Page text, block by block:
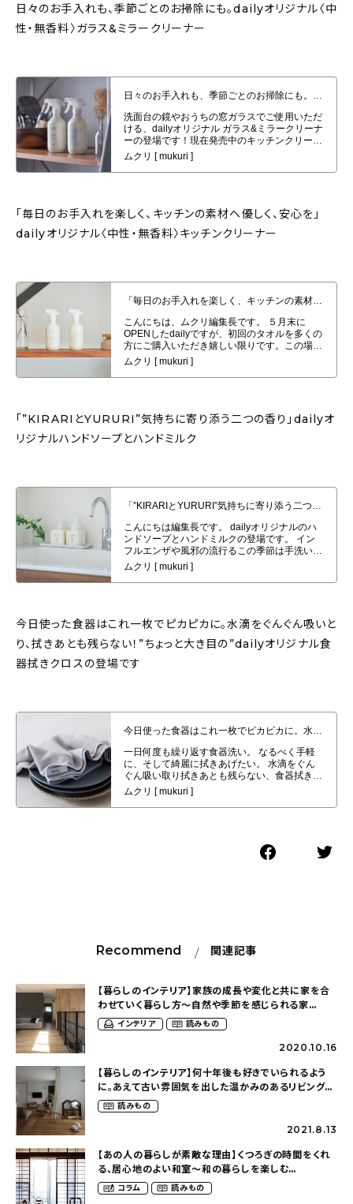
日々のお手入れも、季節ごとのお掃除にも。dailyオリジナル〈中
性・無香料〉ガラス&ミラークリーナー
日々のお手入れも、季節ごとのお掃除にも。dailyオリジナル〈中性・無香
料〉ガラス&ミラークリーナー
「毎日のお手入れを楽しく、キッチンの素材へ優しく、安心を」
dailyオリジナル〈中性・無香料〉キッチンクリーナー
「毎日のお手入れを楽しく、キッチンの素材へ優しく、安心を」dailyオリジナ
ル〈中性・無香料〉キッチンクリーナー
「”KIRARIとYURURI”気持ちに寄り添う二つの香り」dailyオ
リジナルハンドソープとハンドミルク
「”KIRARIとYURURI”気持ちに寄り添う二つの香り」dailyオリジナルハン
ドソープとハンドミルク発売！
今日使った食器はこれ一枚でピカピカに。水滴をぐんぐん吸いと
り、拭きあとも残らない！”ちょっと大き目の”dailyオリジナル食
器拭きクロスの登場です
も残らない！”ちょっと大き目の”dailyオリジナル食器拭きクロスの登場で
す
Recommend 関連記事
【暮らしのインテリア】家族の成長や変化と共に家を合
わせていく暮らし方〜自然や季節を感じられる家
（srms_houseさん）
インテリア 読みもの
2020.10.16
【暮らしのインテリア】何十年後も好きでいられるよう
に。あえて古い雰囲気を出した温かみのあるリビングダ
イニング〜育児と家事がしやすいこだわりの家
（ie_aoiさん）
読みもの
2021.8.13
【あの人の暮らしが素敵な理由】くつろぎの時間をくれ
る、居心地のよい和室〜和の暮らしを楽しむ
（sue5087さん）
コラム 読みもの